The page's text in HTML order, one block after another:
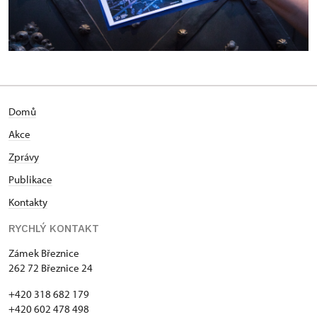
Domů
Akce
Zprávy
Publikace
Kontakty
RYCHLÝ KONTAKT
Zámek Březnice
262 72 Březnice 24
+420 318 682 179
+420 602 478 498